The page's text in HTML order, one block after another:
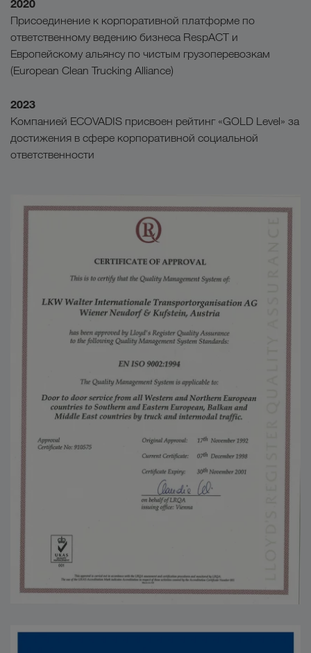
2020
Присоединение к корпоративной платформе по
ответственному ведению бизнеса RespACT и
Европейскому альянсу по чистым грузоперевозкам
(European Clean Trucking Alliance)
2023
Компанией ECOVADIS присвоен рейтинг «GOLD Level» за
достижения в сфере корпоративной социальной
ответственности